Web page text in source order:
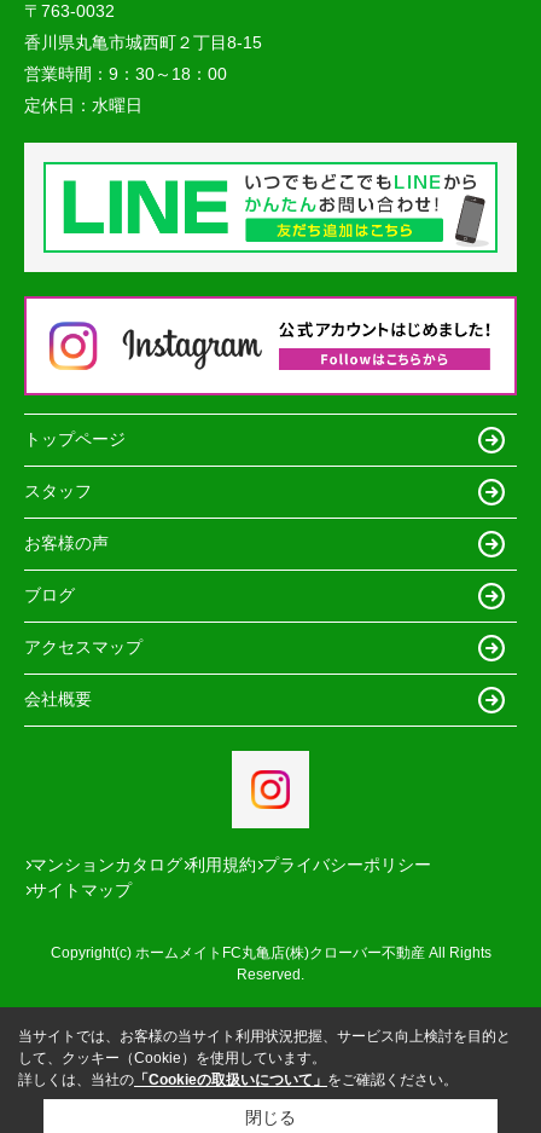
〒763-0032
香川県丸亀市城西町２丁目8-15
営業時間： 9：30～18：00
定休日： 水曜日
トップページ
スタッフ
お客様の声
ブログ
アクセスマップ
会社概要
マンションカタログ 利用規約 プライバシーポリシー
サイトマップ
Copyright(c) ホームメイトFC丸亀店(株)クローバー不動産 All Rights
Reserved.
当サイトでは、お客様の当サイト利用状況把握、サービス向上検討を目的と
して、クッキー（Cookie）を使用しています。
詳しくは、当社の 「Cookieの取扱いについて」 をご確認ください。
閉じる